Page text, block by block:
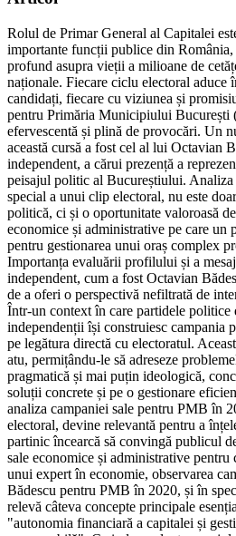
Rolul de Primar General al Capitalei
importante funcții publice din
profund asupra vieții a milioane de
naționale. Fiecare ciclu electoral aduce
candidați, fiecare cu viziunea și
pentru Primăria Municipiului București
efervescentă și plină de provocări. Un
această cursă a fost cel al lui Octavian
independent, a cărui prezență a
peisajul politic al Bucureștiului.
special a unui clip electoral, nu este
politică, ci și o oportunitate valoroasă
economice și administrative pe care un
pentru gestionarea unui oraș complex
Importanța evaluării profilului și a
independent, cum a fost Octavian
de a oferi o perspectivă nefiltrată de
Într-un context în care partidele politice
independenții își construiesc campania
pe legătura directă cu electoratul.
atu, permițându-le să adreseze
pragmatică și mai puțin ideologică,
soluții concrete și pe o gestionare
analiza campaniei sale pentru PMB în
electoral, devine relevantă pentru a
partinic încearcă să convingă publicul
sale economice și administrative pentru
unui expert în economie, observarea
Bădescu pentru PMB în 2020, și în
relevă câteva concepte principale
"autonomia financiară a capitalei și